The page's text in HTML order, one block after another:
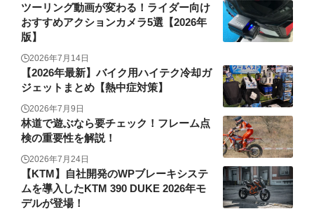
ツーリング動画が変わる！ライダー向け
おすすめアクションカメラ5選【2026年
版】
2026年7月14日
【2026年最新】バイク用ハイテク冷却ガ
ジェットまとめ【熱中症対策】
2026年7月9日
林道で遊ぶなら要チェック！フレーム点
検の重要性を解説！
2026年7月24日
【KTM】自社開発のWPブレーキシステ
ムを導入したKTM 390 DUKE 2026年モ
デルが登場！